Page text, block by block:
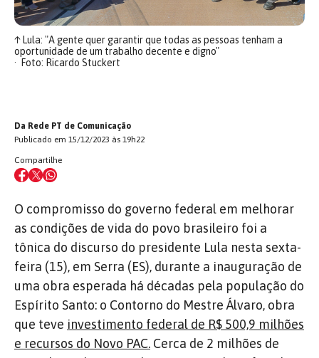
↑Lula: "A gente quer garantir que todas as pessoas tenham a
oportunidade de um trabalho decente e digno"
Foto: Ricardo Stuckert
Da Rede PT de Comunicação
Publicado em 15/12/2023 às 19h22
Compartilhe
O compromisso do governo federal em melhorar
as condições de vida do povo brasileiro foi a
tônica do discurso do presidente Lula nesta sexta-
feira (15), em Serra (ES), durante a inauguração de
uma obra esperada há décadas pela população do
Espírito Santo: o Contorno do Mestre Álvaro, obra
que teve investimento federal de R$ 500,9 milhões
e recursos do Novo PAC. Cerca de 2 milhões de